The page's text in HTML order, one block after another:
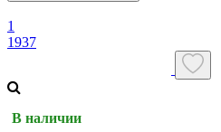
1
1937
В наличии